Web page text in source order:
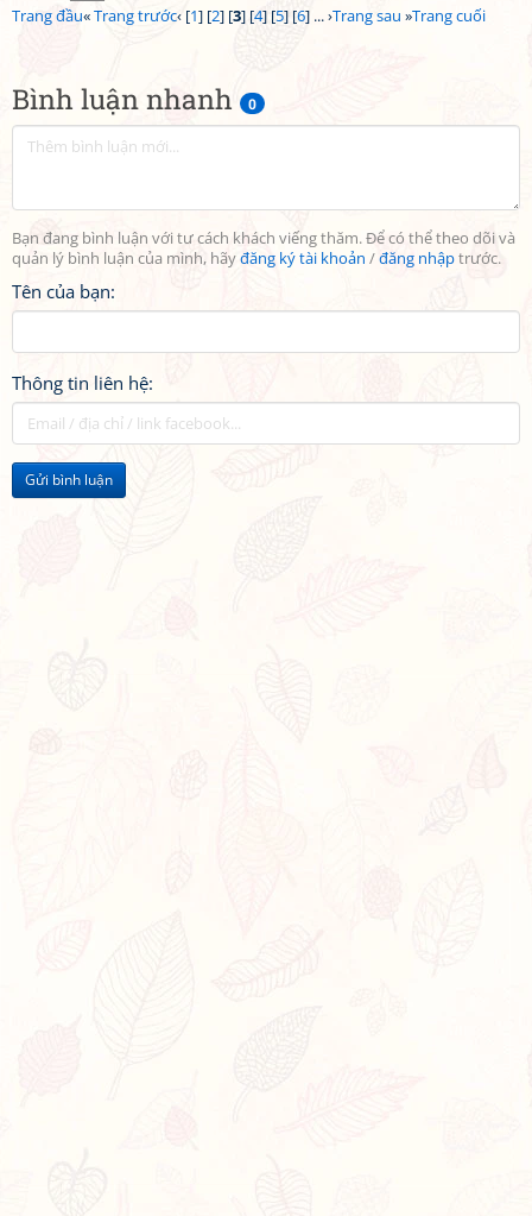
Bình luận nhanh 0
Bạn đang bình luận với tư cách khách viếng thăm. Để có thể theo dõi và
quản lý bình luận của mình, hãyđăng ký tài khoản /đăng nhậptrước.
Tên của bạn:
Thông tin liên hệ:
Gửi bình luận
Trang đầu«Trang trước‹ [1] [2] [3] [4] [5] [6] ... ›Trang sau »Trang cuối